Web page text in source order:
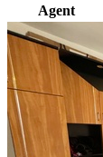
Agent